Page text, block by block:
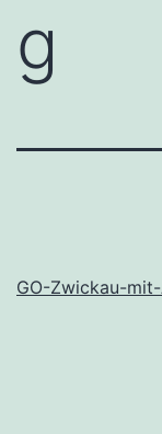
g
GO-Zwickau-